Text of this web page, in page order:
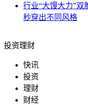
行业“大馒大力”双
秒穿出不同风格
投资理财
快讯
投资
理财
财经